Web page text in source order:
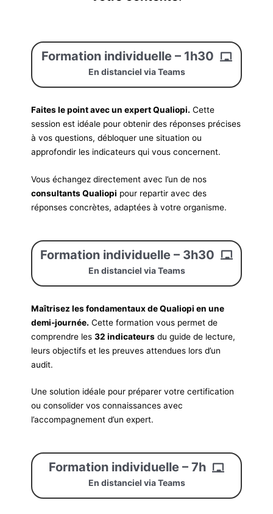
Formation individuelle – 1h30
En distanciel via Teams
Faites le point avec un expert Qualiopi. Cette
session est idéale pour obtenir des réponses précises
à vos questions, débloquer une situation ou
approfondir les indicateurs qui vous concernent.
Vous échangez directement avec l’un de nos
consultants Qualiopi pour repartir avec des
réponses concrètes, adaptées à votre organisme.
Formation individuelle – 3h30
En distanciel via Teams
Maîtrisez les fondamentaux de Qualiopi en une
demi-journée. Cette formation vous permet de
comprendre les32 indicateurs du guide de lecture,
leurs objectifs et les preuves attendues lors d’un
audit.
Une solution idéale pour préparer votre certification
ou consolider vos connaissances avec
l’accompagnement d’un expert.
Formation individuelle – 7h
En distanciel via Teams